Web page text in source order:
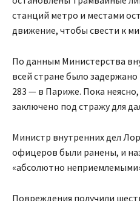
станций метро и местами
движение, чтобы свести к
По данным Министерства
всей стране было задержано
283 — в Париже. Пока
заключено под стражу для
Министр внутренних дел
офицеров были ранены, и
«абсолютно
Повреждения получили